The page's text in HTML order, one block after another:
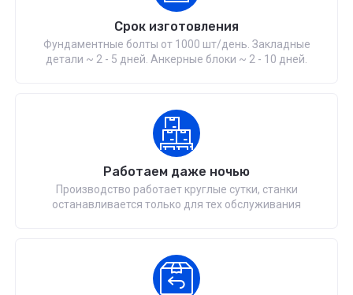
Срок изготовления
Фундаментные болты от 1000 шт/день. Закладные
детали ~ 2 - 5 дней. Анкерные блоки ~ 2 - 10 дней.
Работаем даже ночью
Производство работает круглые сутки, станки
останавливается только для тех обслуживания